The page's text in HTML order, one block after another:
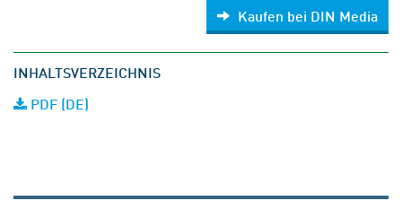
Kaufen bei DIN Media
INHALTSVERZEICHNIS
PDF (DE)